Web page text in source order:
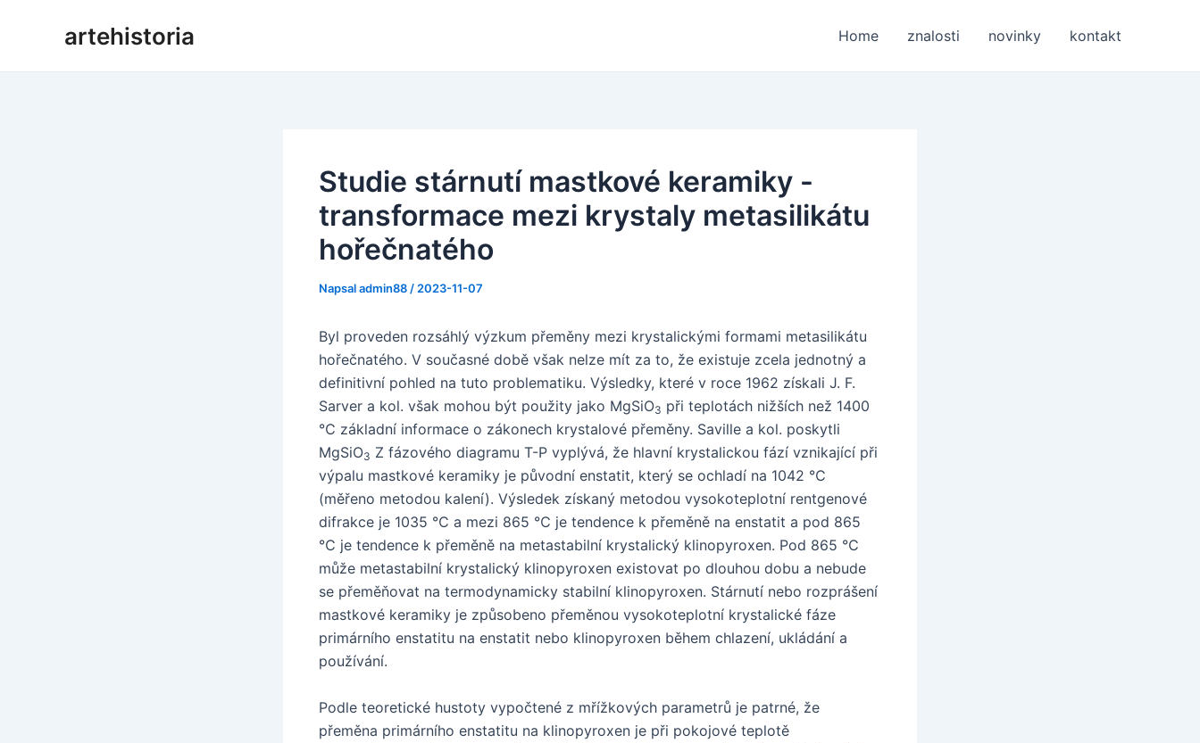
artehistoria Home znalosti novinky kontakt
Studie stárnutí mastkové keramiky -
transformace mezi krystaly metasilikátu
hořečnatého
Napsaladmin88 / 2023-11-07
Byl proveden rozsáhlý výzkum přeměny mezi krystalickými formami metasilikátu
hořečnatého. V současné době však nelze mít za to, že existuje zcela jednotný a
definitivní pohled na tuto problematiku. Výsledky, které v roce 1962 získali J. F.
Sarver a kol. však mohou být použity jako MgSiO3 při teplotách nižších než 1400
℃ základní informace o zákonech krystalové přeměny. Saville a kol. poskytli
MgSiO3 Z fázového diagramu T-P vyplývá, že hlavní krystalickou fází vznikající při
výpalu mastkové keramiky je původní enstatit, který se ochladí na 1042 ℃
(měřeno metodou kalení). Výsledek získaný metodou vysokoteplotní rentgenové
difrakce je 1035 ℃ a mezi 865 ℃ je tendence k přeměně na enstatit a pod 865
℃ je tendence k přeměně na metastabilní krystalický klinopyroxen. Pod 865 ℃
může metastabilní krystalický klinopyroxen existovat po dlouhou dobu a nebude
se přeměňovat na termodynamicky stabilní klinopyroxen. Stárnutí nebo rozprášení
mastkové keramiky je způsobeno přeměnou vysokoteplotní krystalické fáze
primárního enstatitu na enstatit nebo klinopyroxen během chlazení, ukládání a
používání.
Podle teoretické hustoty vypočtené z mřížkových parametrů je patrné, že
přeměna primárního enstatitu na klinopyroxen je při pokojové teplotě